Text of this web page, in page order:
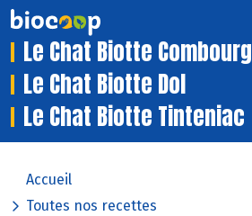
Le Chat Biotte Combourg
Le Chat Biotte Dol
Le Chat Biotte Tinteniac
Accueil
Toutes nos recettes